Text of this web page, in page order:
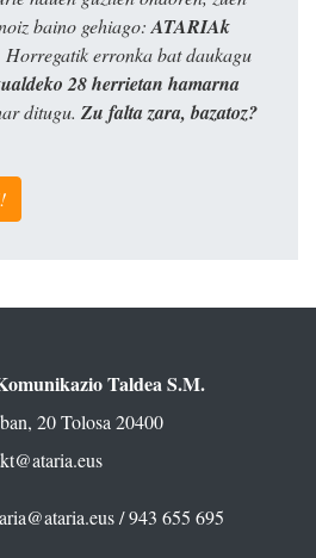
baino gehiago: ATARIAk
Horregatik erronka bat daukagu
28 herrietan hamarna
ditugu. Zu falta zara, bazatoz?
Taldea S.M.
20 Tolosa 20400
/ 943 655 695